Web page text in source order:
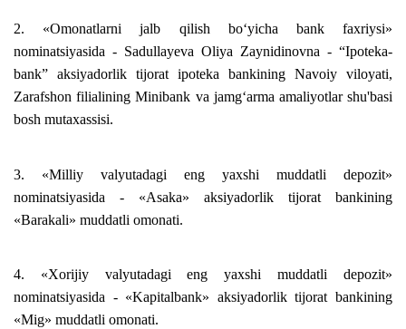
2. «Omonatlarni jalb qilish bo‘yicha bank faxriysi»
nominatsiyasida - Sadullayeva Oliya Zaynidinovna - “Ipoteka-
bank” aksiyadorlik tijorat ipoteka bankining Navoiy viloyati,
Zarafshon filialining Minibank va jamg‘arma amaliyotlar shu'basi
bosh mutaxassisi.
3. «Milliy valyutadagi eng yaxshi muddatli depozit»
nominatsiyasida - «Asaka» aksiyadorlik tijorat bankining
«Barakali» muddatli omonati.
4. «Xorijiy valyutadagi eng yaxshi muddatli depozit»
nominatsiyasida - «Kapitalbank» aksiyadorlik tijorat bankining
«Mig» muddatli omonati.